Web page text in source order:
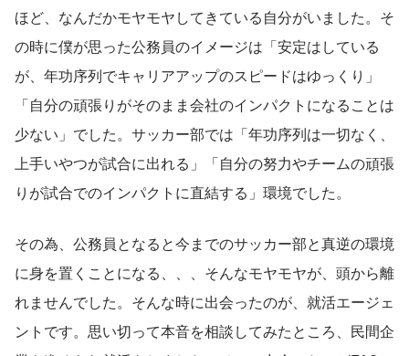
ほど、なんだかモヤモヤしてきている自分がいました。そ
の時に僕が思った公務員のイメージは「安定はしている
が、年功序列でキャリアアップのスピードはゆっくり」
「自分の頑張りがそのまま会社のインパクトになることは
少ない」でした。サッカー部では「年功序列は一切なく、
上手いやつが試合に出れる」「自分の努力やチームの頑張
りが試合でのインパクトに直結する」環境でした。
その為、公務員となると今までのサッカー部と真逆の環境
に身を置くことになる、、、そんなモヤモヤが、頭から離
れませんでした。そんな時に出会ったのが、就活エージェ
ントです。思い切って本音を相談してみたところ、民間企